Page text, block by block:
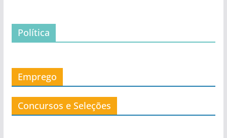
Política
Emprego
Concursos e Seleções